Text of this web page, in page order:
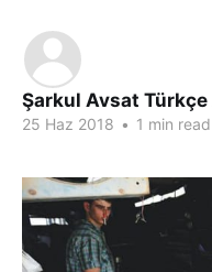
Şarkul Avsat
25 Haz 2018 • 1 min read